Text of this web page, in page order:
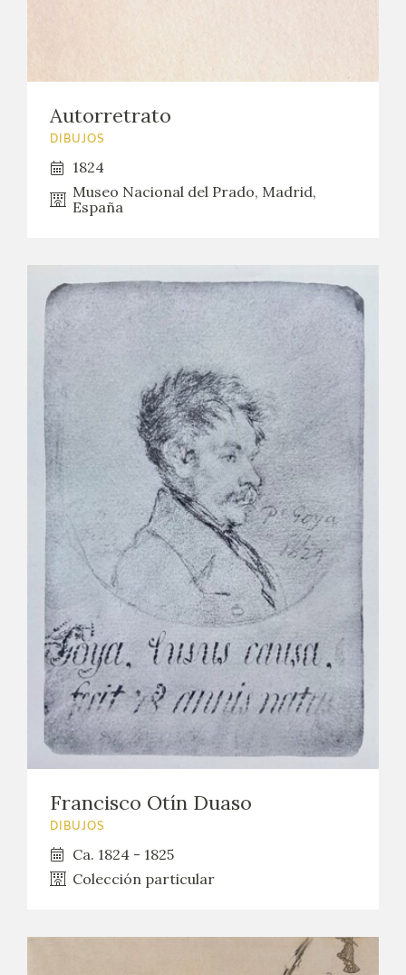
Autorretrato
DIBUJOS
1824
Museo Nacional del Prado, Madrid,
España
Francisco Otín Duaso
DIBUJOS
Ca. 1824 - 1825
Colección particular